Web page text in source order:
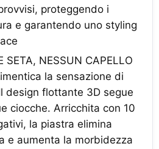
proteggendo i
e garantendo uno styling
SETA, NESSUN CAPELLO
la sensazione di
design flottante 3D segue
ciocche. Arricchita con 10
la piastra elimina
e aumenta la morbidezza